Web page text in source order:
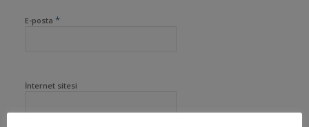
E-posta *
İnternet sitesi